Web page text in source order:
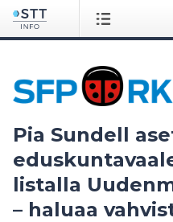
Pia Sundell
listalla
– haluaa